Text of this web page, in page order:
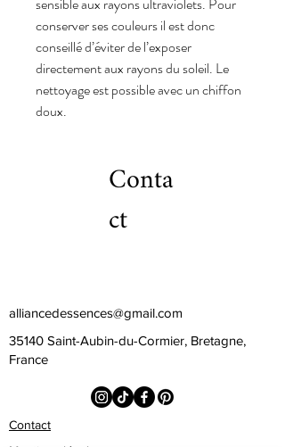
conserver ses couleurs il est donc
conseillé d’éviter de l’exposer
directement aux rayons du soleil. Le
nettoyage est possible avec un chiffon
doux.
Conta
ct
alliancedessences@gmail.com
35140 Saint-Aubin-du-Cormier, Bretagne,
France
Contact